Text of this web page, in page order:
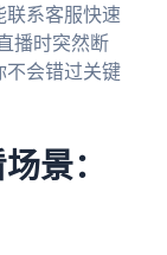
联系客服快速
播时突然断
不会错过关键
景：